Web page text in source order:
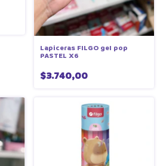
Lapiceras FILGO gel pop
PASTEL X6
$3.740,00